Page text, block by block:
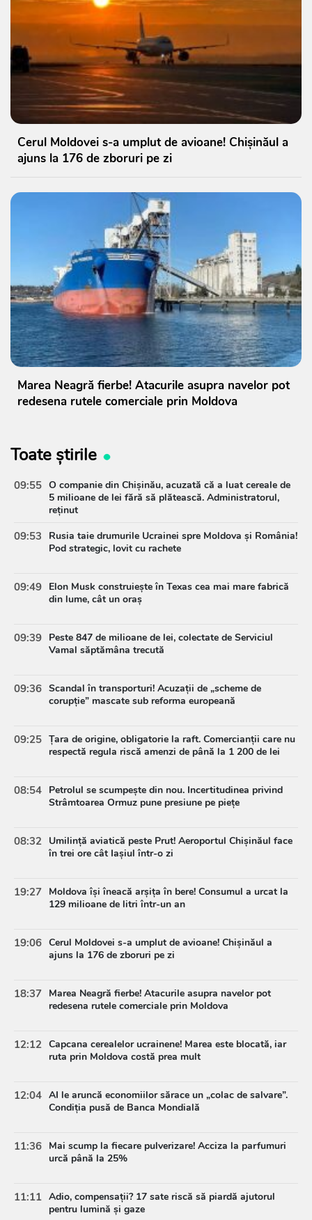
Cerul Moldovei s-a umplut de avioane! Chișinăul a
ajuns la 176 de zboruri pe zi
Marea Neagră fierbe! Atacurile asupra navelor pot
redesena rutele comerciale prin Moldova
Toate știrile
09:55 O companie din Chișinău, acuzată că a luat cereale de
5 milioane de lei fără să plătească. Administratorul,
reținut
09:53
Rusia taie drumurile Ucrainei spre Moldova și România!
Pod strategic, lovit cu rachete
09:49 Elon Musk construiește în Texas cea mai mare fabrică
din lume, cât un oraș
09:39 Peste 847 de milioane de lei, colectate de Serviciul
Vamal săptămâna trecută
09:36 Scandal în transporturi! Acuzații de „scheme de
corupție” mascate sub reforma europeană
09:25 Țara de origine, obligatorie la raft. Comercianții care nu
respectă regula riscă amenzi de până la 1 200 de lei
08:54 Petrolul se scumpește din nou. Incertitudinea privind
Strâmtoarea Ormuz pune presiune pe piețe
08:32 Umilință aviatică peste Prut! Aeroportul Chișinăul face
în trei ore cât Iașiul într-o zi
19:27 Moldova își îneacă arșița în bere! Consumul a urcat la
129 milioane de litri într-un an
19:06 Cerul Moldovei s-a umplut de avioane! Chișinăul a
ajuns la 176 de zboruri pe zi
18:37 Marea Neagră fierbe! Atacurile asupra navelor pot
redesena rutele comerciale prin Moldova
12:12 Capcana cerealelor ucrainene! Marea este blocată, iar
ruta prin Moldova costă prea mult
12:04 AI le aruncă economiilor sărace un „colac de salvare”.
Condiția pusă de Banca Mondială
11:36 Mai scump la fiecare pulverizare! Acciza la parfumuri
urcă până la 25%
11:11 Adio, compensații? 17 sate riscă să piardă ajutorul
pentru lumină și gaze